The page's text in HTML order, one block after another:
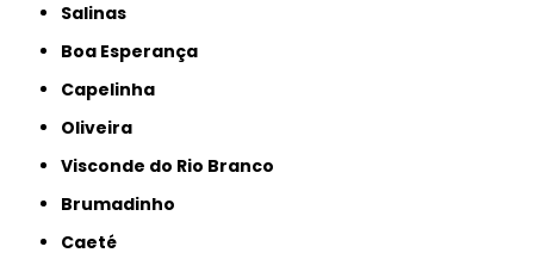
Salinas
Boa Esperança
Capelinha
Oliveira
Visconde do Rio Branco
Brumadinho
Caeté